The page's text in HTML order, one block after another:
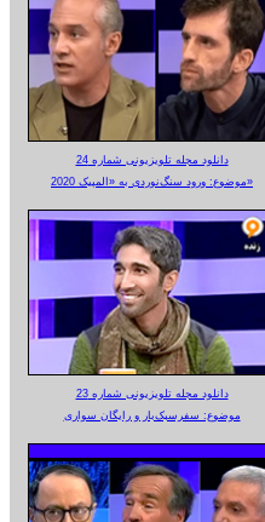
دانلود مجله تلویزیونی شماره 24
موضوع: ورود سنگ‌نوردی به «المپیک 2020»
دانلود مجله تلویزیونی شماره 23
موضوع: سفرسبک‌بار و رایگان سواری